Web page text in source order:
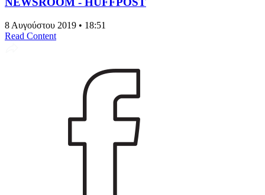
8 Αυγούστου 2019 • 18:51
Read Content